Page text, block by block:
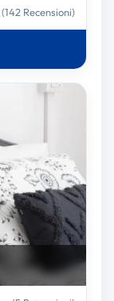
(142 Recensioni)